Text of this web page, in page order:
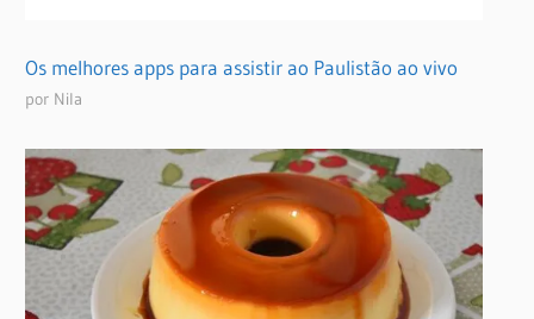
Os melhores apps para assistir ao Paulistão ao vivo
por Nila